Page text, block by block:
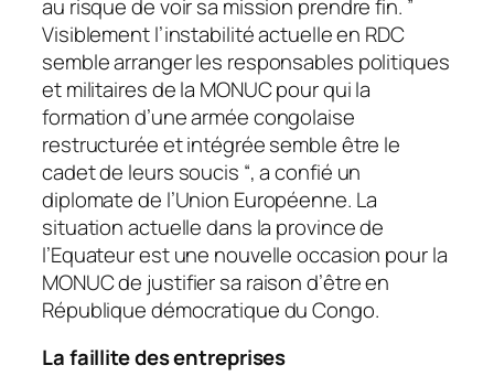
au risque de voir sa mission prendre fin. ”
Visiblement l’instabilité actuelle en RDC
semble arranger les responsables politiques
et militaires de la MONUC pour qui la
formation d’une armée congolaise
restructurée et intégrée semble être le
cadet de leurs soucis “, a confié un
diplomate de l’Union Européenne. La
situation actuelle dans la province de
l’Equateur est une nouvelle occasion pour la
MONUC de justifier sa raison d’être en
République démocratique du Congo.
La faillite des entreprises